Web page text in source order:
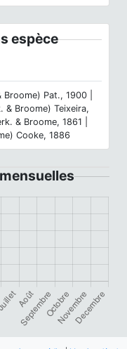
espèce
Broome) Pat., 1900 |
& Broome) Teixeira,
& Broome, 1861 |
Cooke, 1886